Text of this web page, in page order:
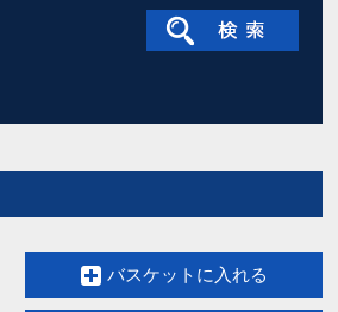
バスケットに入れる